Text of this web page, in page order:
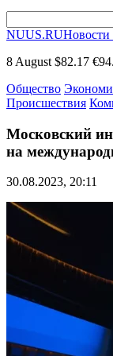
NUUS.RUНовости
8 August $82.17
Общество
Происшествия
Московский
на
30.08.2023, 20:11